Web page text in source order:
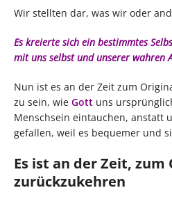
Wir stellten dar, was wir oder
Es kreierte sich ein bestimmtes
mit uns selbst und unserer wahren
Nun ist es an der Zeit zum
zu sein, wie Gott uns
Menschsein eintauchen, anstatt
gefallen, weil es bequemer und
Es ist an der Zeit, zum
zurückzukehren